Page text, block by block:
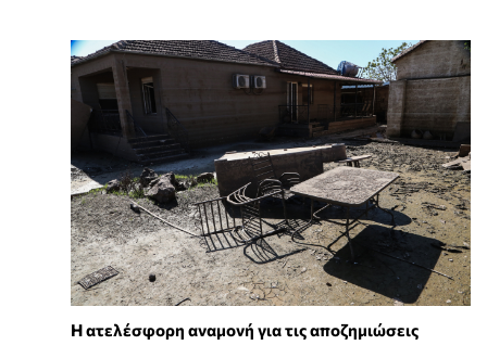
Η ατελέσφορη αναμονή για τις αποζημιώσεις